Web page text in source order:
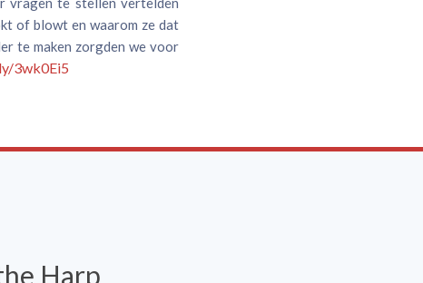
of blowt en waarom ze dat
te maken zorgden we voor
3wk0Ei5
Harp